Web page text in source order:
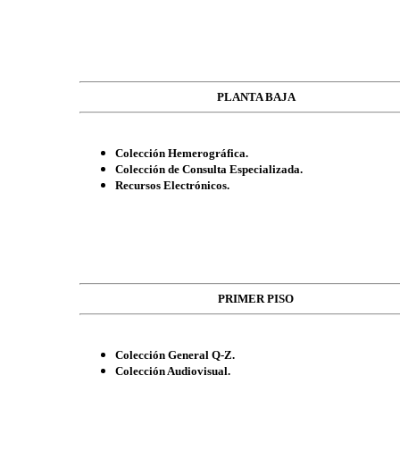
PLANTA BAJA
Colección Hemerográfica.
Colección de Consulta Especializada.
Recursos Electrónicos.
PRIMER PISO
Colección General Q-Z.
Colección Audiovisual.